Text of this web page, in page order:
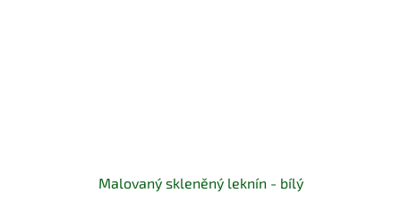
Malovaný skleněný leknín - bílý